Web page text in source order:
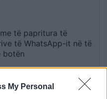
My Personal
të papritura të
të WhatsApp-it në të
botën
nga OpenAI, Meta dhe